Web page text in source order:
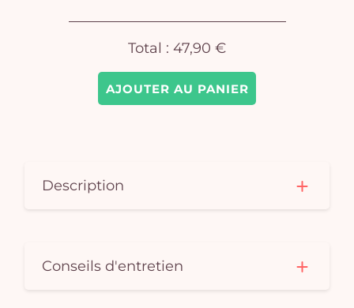
AJOUTER AU PANIER
Total : 47,90 €
Description
Conseils d'entretien